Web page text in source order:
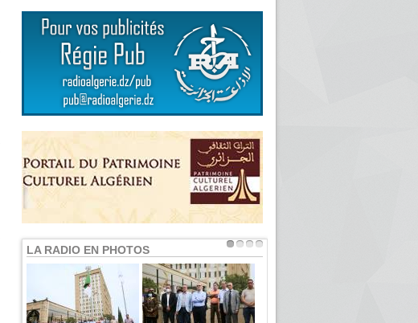
LA RADIO EN PHOTOS